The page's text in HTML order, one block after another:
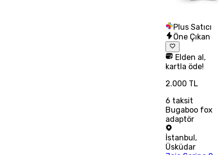
Plus Satıcı
Öne Çıkan
Elden al,
kartla öde!
2.000 TL
6 taksit
Bugaboo fox
adaptör
İstanbul,
Üsküdar